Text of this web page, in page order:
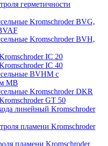
герметичности
Kromschroder BVG,
Kromschroder BVH,
IC 20
IC 40
BVHM с
МВ
Kromschroder DKR
GT 50
линейный Kromschroder
пламени Kromschroder
пламени Kromschroder